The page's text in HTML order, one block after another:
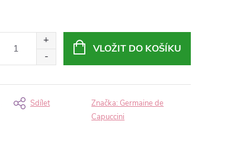
VLOŽIT DO KOŠÍKU
Sdílet Značka: Germaine de
Capuccini